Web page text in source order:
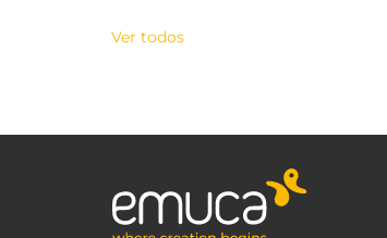
Ver todos